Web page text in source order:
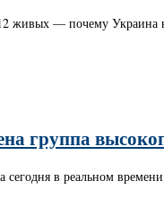
живых — почему Украина
группа
сегодня в реальном